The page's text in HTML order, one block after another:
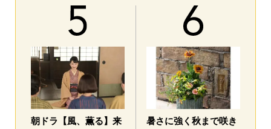
朝ドラ【風、薫る】来
暑さに強く秋まで咲き